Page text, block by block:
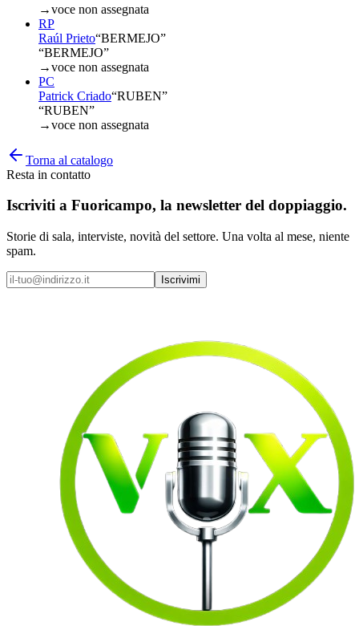
→voce non assegnata
RP
Raúl Prieto“BERMEJO”
“BERMEJO”
→voce non assegnata
PC
Patrick Criado“RUBEN”
“RUBEN”
→voce non assegnata
Torna al catalogo
Resta in contatto
Iscriviti a Fuoricampo, la newsletter del doppiaggio.
Storie di sala, interviste, novità del settore. Una volta al mese, niente
spam.
Iscrivimi